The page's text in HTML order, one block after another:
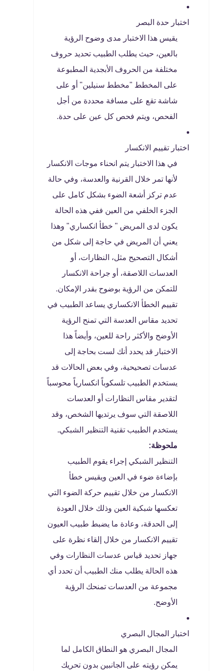
اختبار حدة البصر
يقيس هذا الاختبار مدى وضوح الرؤية
بالعين، حيث يطلب الطبيب تحديد حروف
مختلفة من الحروف الأبجدية المطبوعة
على المخطط "مخطط سنيلين" أو على
شاشة تقع على مسافة محددة من أجل
الفحص، ويتم فحص كل عين على حدة.
اختبار تقييم الانكسار
في هذا الاختبار يتم انحناء موجات الانكسار
لأنها تمر خلال القرنية والعدسة، وفي حالة
عدم تركز أشعة الضوء بشكل كامل على
الجزء الخلفي من العين ففي هذه الحالة
يكون لدى المريض " خطأ انكساري" وهذا
يعني أن المريض في حاجة إلى شكل من
أشكال التصحيح مثل، النظارات، أو
العدسات اللاصقة، أو جراحة الانكسار
للتمكن من الرؤية بوضوح بقدر الإمكان.
تقييم الخطأ الانكساري يساعد الطبيب في
تحديد مقاس العدسة التي تمنح الرؤية
الأوضح والأكثر راحة للعين، وأيضاً هذا
الاختبار قد يحدد أنك لست بحاجة إلى
عدسات تصحيحية، وفي بعض الحالات قد
يستخدم الطبيب تلسكوباً انكسارياً محوسباً
لتقدير مقاس النظارات أو العدسات
اللاصقة التي سوف يرتديها الشخص، وقد
يستخدم الطبيب تقنية التنظير الشبكي.
ملحوظة:
التنظير الشبكي إجراء يقوم الطبيب
بإضاءة ضوء في العين ويقيس خطأ
الانكسار من خلال تقييم حركة الضوء التي
تعكسها شبكية العين وذلك خلال العودة
إلى الحدقة، وعادة ما يضبط طبيب العيون
تقييم الانكسار من خلال إلقاء نظرة على
جهاز تحديد قياس عدسات النظارات وفي
هذه الحالة يطلب منك الطبيب أن تحدد أي
مجموعة من العدسات تمنحك الرؤية
الأوضح.
اختبار المجال البصري
المجال البصري هو النطاق الكامل لما
يمكن رؤيته على الجانبين بدون تحريك